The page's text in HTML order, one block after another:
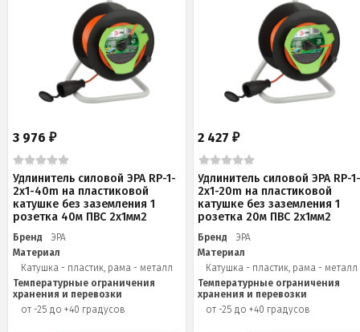
3 976 ₽
Удлинитель силовой ЭРА RP-1-
2x1-40m на пластиковой
катушке без заземления 1
розетка 40м ПВС 2x1мм2
Бренд
ЭРА
Материал
Катушка - пластик, рама - металл
Температурные ограничения
хранения и перевозки
от -25 до +40 градусов
2 427₽
Удлинитель силовой ЭРА RP-
2x1-20m на пластиковой
катушке без заземления 1
розетка 20м ПВС 2х1мм2
Бренд
ЭРА
Материал
Катушка - пластик, рама - металл
Температурные ограничения
хранения и перевозки
от -25 до +40 градусов